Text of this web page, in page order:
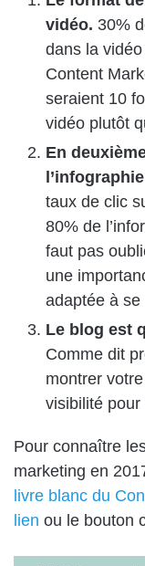
vidéo. 30%
dans la
Content
seraient 10
vidéo plutôt
En
l’infographie
taux de clic
80% de
faut pas
une
adaptée à
Le blog est
Comme dit
montrer
visibilité
Pour connaître
marketing en
livre blanc du
lien ou le bouton